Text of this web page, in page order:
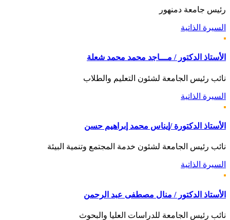
رئيس جامعة دمنهور
السيرة الذاتية
الأستاذ الدكتور / مـــاجد محمد محمد شعلة
نائب رئيس الجامعة لشئون التعليم والطلاب
السيرة الذاتية
الأستاذ الدكتورة /إيناس محمد إبراهيم حسن
نائب رئيس الجامعة لشئون خدمة المجتمع وتنمية البيئة
السيرة الذاتية
الأستاذ الدكتور / منال مصطفى عبد الرحمن
نائب رئيس الجامعة للدراسات العليا والبحوث